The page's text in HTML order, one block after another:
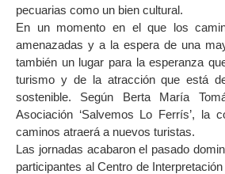
pecuarias como un bien cultural.
En un momento en el que los
amenazadas y a la espera de una
también un lugar para la esperanza
turismo y de la atracción que está
sostenible. Según Berta María
Asociación ‘Salvemos Lo Ferrís’, la
caminos atraerá a nuevos turistas.
Las jornadas acabaron el pasado
participantes al Centro de